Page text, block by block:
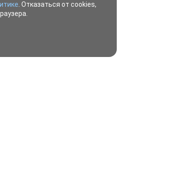
. Отказаться от cookies,